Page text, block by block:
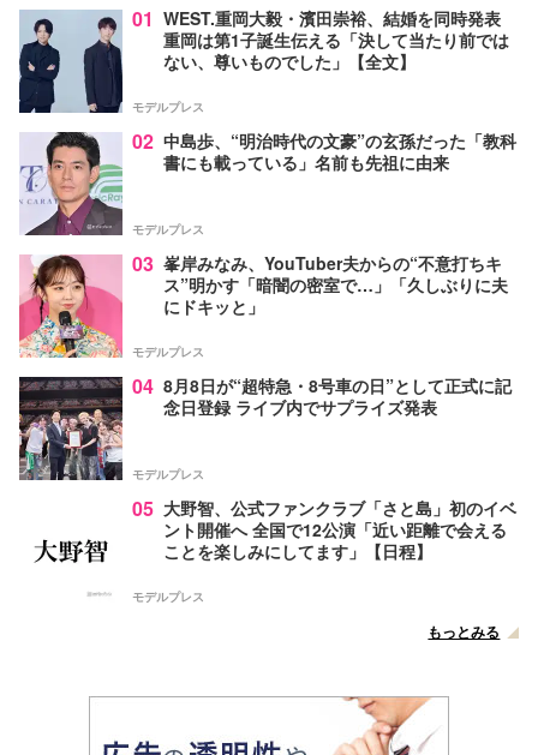
01 WEST.重岡大毅・濱田崇裕、結婚を同時発表
重岡は第1子誕生伝える「決して当たり前では
ない、尊いものでした」【全文】
モデルプレス
02 中島歩、“明治時代の文豪”の玄孫だった「教科
書にも載っている」名前も先祖に由来
モデルプレス
03 峯岸みなみ、YouTuber夫からの“不意打ちキ
ス”明かす「暗闇の密室で…」「久しぶりに夫
にドキッと」
モデルプレス
04 8月8日が“超特急・8号車の日”として正式に記
念日登録 ライブ内でサプライズ発表
モデルプレス
05 大野智、公式ファンクラブ「さと島」初のイベ
ント開催へ 全国で12公演「近い距離で会える
ことを楽しみにしてます」【日程】
モデルプレス
もっとみる